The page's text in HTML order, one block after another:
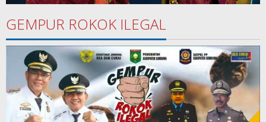
GEMPUR ROKOK ILEGAL